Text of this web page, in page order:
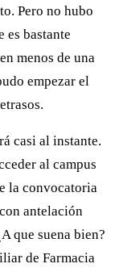
Pero no hubo
es bastante
menos de una
empezar el
casi al instante.
al campus
la convocatoria
antelación
que suena bien?
de Farmacia